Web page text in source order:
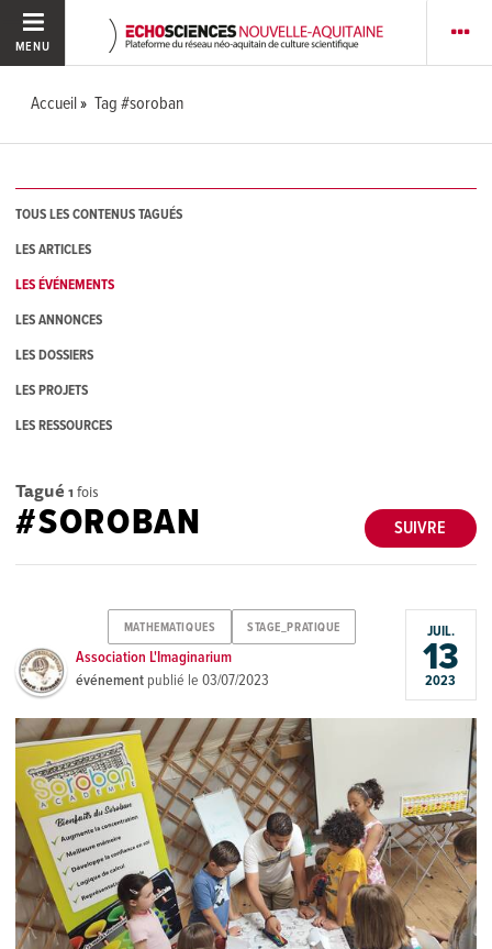
MENU
Accueil Tag #soroban
TOUS LES CONTENUS TAGUÉS
LES ARTICLES
LES ÉVÉNEMENTS
LES ANNONCES
LES DOSSIERS
LES PROJETS
LES RESSOURCES
Tagué 1 fois
SUIVRE
#SOROBAN
MATHEMATIQUES STAGE_PRATIQUE
Association L'Imaginarium
événement publié le03/07/2023
JUIL.
13
2023